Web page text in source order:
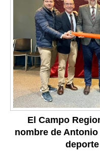
El Campo
nombre de